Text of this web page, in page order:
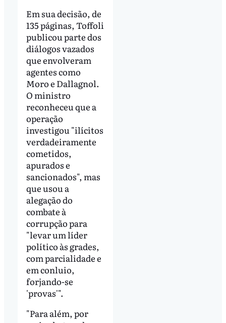
Em sua decisão, de
135 páginas, Toffoli
publicou parte dos
diálogos vazados
que envolveram
agentes como
Moro e Dallagnol.
O ministro
reconheceu que a
operação
investigou "ilícitos
verdadeiramente
cometidos,
apurados e
sancionados", mas
que usou a
alegação do
combate à
corrupção para
"levar um líder
político às grades,
com parcialidade e
em conluio,
forjando-se
'provas'".
"Para além, por